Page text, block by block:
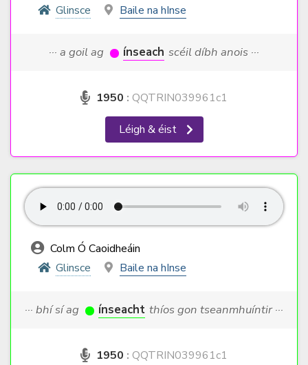
Glinsce
Baile na hInse
··· a goil ag ínseach scéil díbh anois ···
1950 : QQTRIN039961c1
Léigh & éist
Colm Ó Caoidheáin
Glinsce
Baile na hInse
··· bhí sí ag ínseacht thíos gon tseanmhuíntir ···
1950 : QQTRIN039961c1